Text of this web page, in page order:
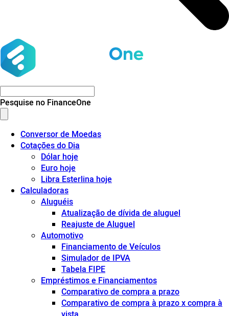
Pesquise no FinanceOne
Conversor de Moedas
Cotações do Dia
Dólar hoje
Euro hoje
Libra Esterlina hoje
Calculadoras
Aluguéis
Atualização de dívida de aluguel
Reajuste de Aluguel
Automotivo
Financiamento de Veículos
Simulador de IPVA
Tabela FIPE
Empréstimos e Financiamentos
Comparativo de compra a prazo
Comparativo de compra à prazo x compra à